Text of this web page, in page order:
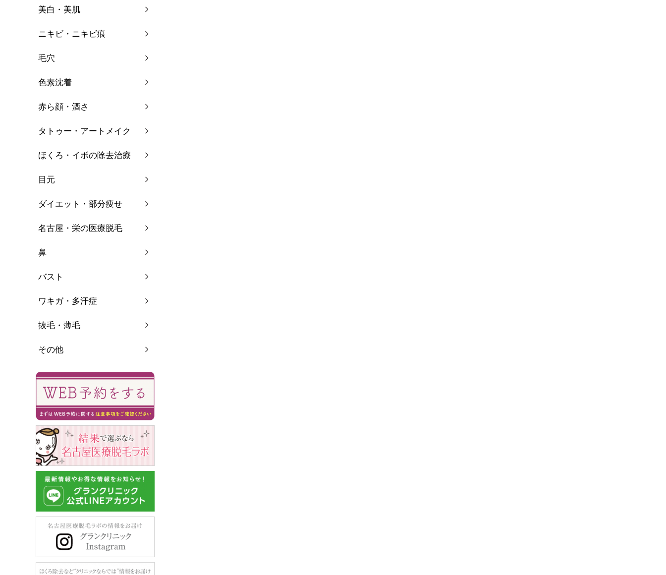
美白・美肌
ニキビ・ニキビ痕
毛穴
色素沈着
赤ら顔・酒さ
タトゥー・アートメイク
ほくろ・イボの除去治療
目元
ダイエット・部分痩せ
名古屋・栄の医療脱毛
鼻
バスト
ワキガ・多汗症
抜毛・薄毛
その他